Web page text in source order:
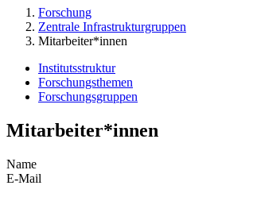
Forschung
Zentrale Infrastrukturgruppen
Mitarbeiter*innen
Institutsstruktur
Forschungsthemen
Forschungsgruppen
Mitarbeiter*innen
Name
E-Mail